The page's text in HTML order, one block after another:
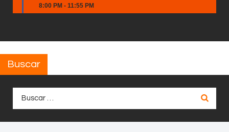
8:00 PM - 11:55 PM
Buscar